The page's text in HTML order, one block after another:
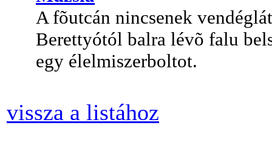
A fõutcán nincsenek
Berettyótól balra lévõ falu
egy élelmiszerboltot.
vissza a listához